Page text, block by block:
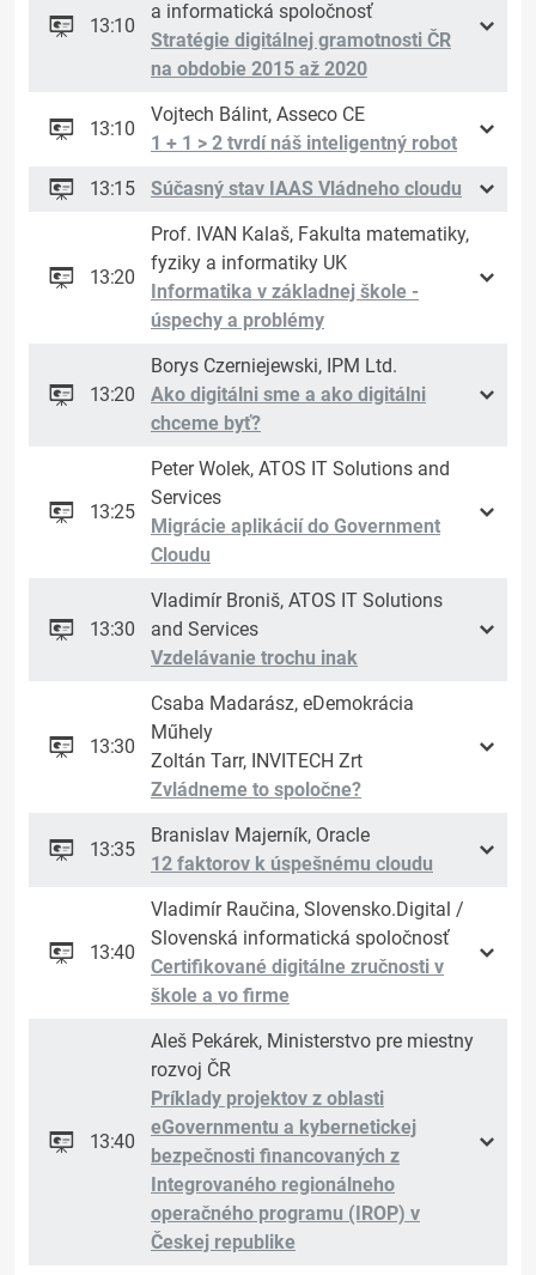
13:10
a informatická spoločnosť
Stratégie digitálnej gramotnosti ČR
na obdobie 2015 až 2020
13:10
Vojtech Bálint, Asseco CE
1 + 1 > 2 tvrdí náš inteligentný robot
13:15
Súčasný stav IAAS Vládneho cloudu
13:20
Prof. IVAN Kalaš, Fakulta matematiky,
fyziky a informatiky UK
Informatika v základnej škole -
úspechy a problémy
13:20
Borys Czerniejewski, IPM Ltd.
Ako digitálni sme a ako digitálni
chceme byť?
13:25
Peter Wolek, ATOS IT Solutions and
Services
Migrácie aplikácií do Government
Cloudu
13:30
Vladimír Broniš, ATOS IT Solutions
and Services
Vzdelávanie trochu inak
13:30
Csaba Madarász, eDemokrácia
Műhely
Zoltán Tarr, INVITECH Zrt
Zvládneme to spoločne?
13:35
Branislav Majerník, Oracle
12 faktorov k úspešnému cloudu
13:40
Vladimír Raučina, Slovensko.Digital /
Slovenská informatická spoločnosť
Certifikované digitálne zručnosti v
škole a vo firme
13:40
Aleš Pekárek, Ministerstvo pre miestny
rozvoj ČR
Príklady projektov z oblasti
eGovernmentu a kybernetickej
bezpečnosti financovaných z
Integrovaného regionálneho
operačného programu (IROP) v
Českej republike